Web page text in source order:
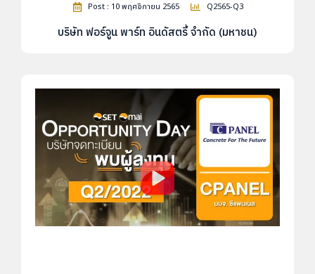
Post : 10 พฤศจิกายน 2565 Q2565-Q3
บริษัท ฟอร์จูน พาร์ท อินดัสตรี้ จำกัด (มหาชน)